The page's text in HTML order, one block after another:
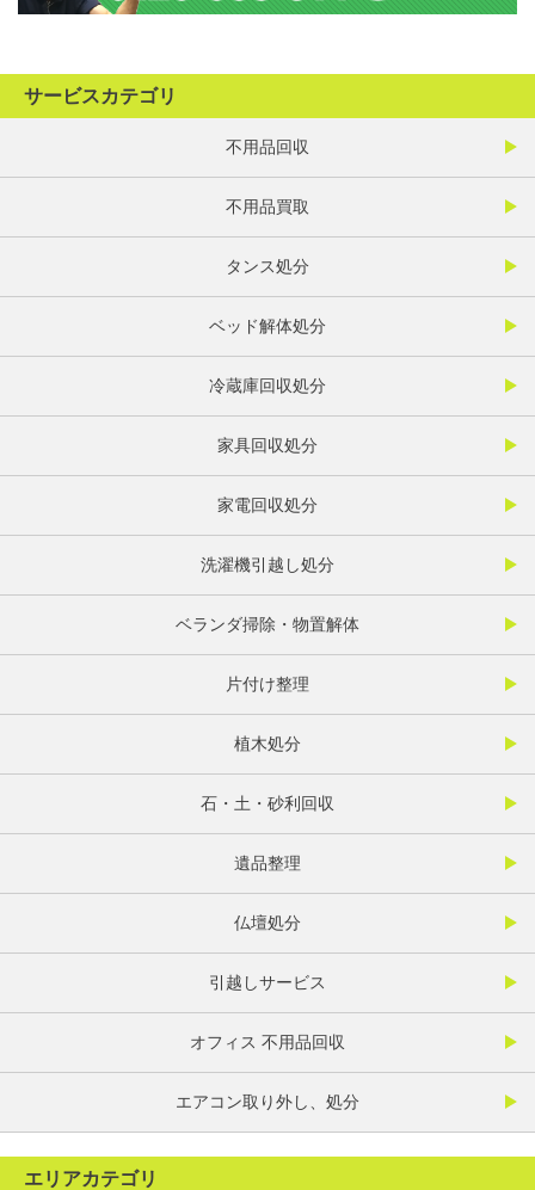
サービスカテゴリ
不用品回収
不用品買取
タンス処分
ベッド解体処分
冷蔵庫回収処分
家具回収処分
家電回収処分
洗濯機引越し処分
ベランダ掃除・物置解体
片付け整理
植木処分
石・土・砂利回収
遺品整理
仏壇処分
引越しサービス
オフィス 不用品回収
エアコン取り外し、処分
エリアカテゴリ